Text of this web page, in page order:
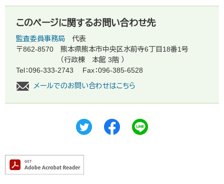
このページに関するお問い合わせ先
監査委員事務局
代表
〒862-8570
熊本県熊本市中央区水前寺6丁目18番1号
（行政棟 本館 3階 ）
Tel：096-333-2743
Fax：096-385-6528
メールでのお問い合わせはこちら